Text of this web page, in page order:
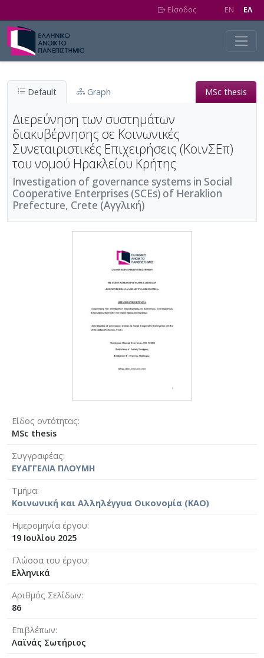
Είσοδος EN EΛ
Default Graph MSc thesis
Διερεύνηση των συστημάτων
διακυβέρνησης σε Κοινωνικές
Συνεταιριστικές Επιχειρήσεις (ΚοινΣΕπ)
του νομού Ηρακλείου Κρήτης
Investigation of governance systems in Social
Cooperative Enterprises (SCEs) of Heraklion
Prefecture, Crete (Αγγλική)
Είδος οντότητας
MSc thesis
Συγγραφέας
ΕΥΑΓΓΕΛΙΑ ΠΛΟΥΜΗ
Τμήμα
Κοινωνική και Αλληλέγγυα Οικονομία (ΚΑΟ)
Ημερομηνία έργου
19 Ιουλίου 2025
Γλώσσα του έργου
Ελληνικά
Αριθμός Σελίδων
86
Επιβλέπων
Λαϊνάς Σωτήριος